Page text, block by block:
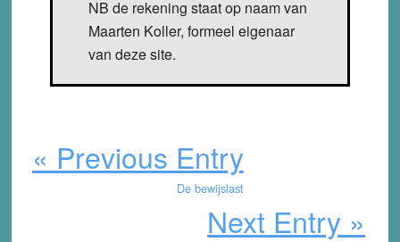
NB de rekening staat op naam van
Maarten Koller, formeel eigenaar
van deze site.
« Previous Entry
De bewijslast
Next Entry »